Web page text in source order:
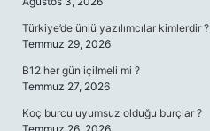
Türkiye’de ünlü yazılımcılar kimlerdir ?
Temmuz 29, 2026
B12 her gün içilmeli mi ?
Temmuz 27, 2026
Koç burcu uyumsuz olduğu burçlar ?